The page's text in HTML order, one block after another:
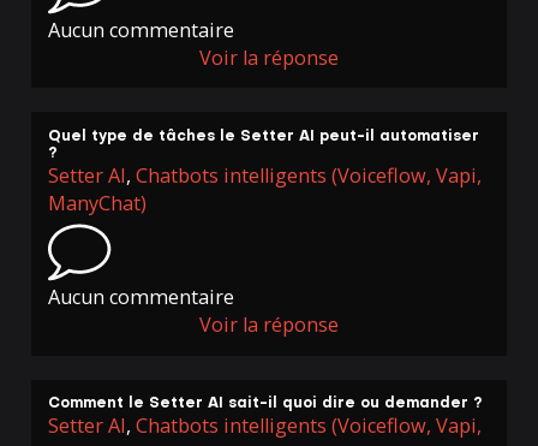
Aucun commentaire
Voir la réponse
Quel type de tâches le Setter AI peut-il automatiser
?
Setter AI, Chatbots intelligents (Voiceflow, Vapi,
ManyChat)
Aucun commentaire
Voir la réponse
Comment le Setter AI sait-il quoi dire ou demander ?
Setter AI, Chatbots intelligents (Voiceflow, Vapi,